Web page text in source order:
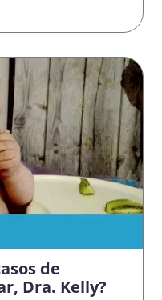
de
Dra. Kelly?